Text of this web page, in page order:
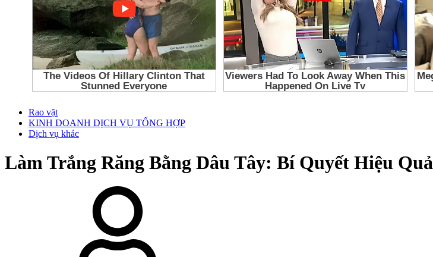
Rao vặt
KINH DOANH DỊCH VỤ TỔNG HỢP
Dịch vụ khác
Làm Trắng Răng Bằng Dâu Tây: Bí Quyết Hiệu Quả